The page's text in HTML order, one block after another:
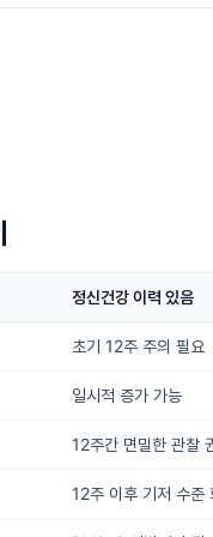
정신건강 이력 있음
초기 12주 주의 필요
일시적 증가 가능
12주간 면밀한 관찰
12주 이후 기저 수준